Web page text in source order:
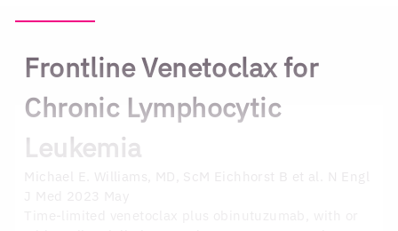
Frontline Venetoclax for
Chronic Lymphocytic
Leukemia